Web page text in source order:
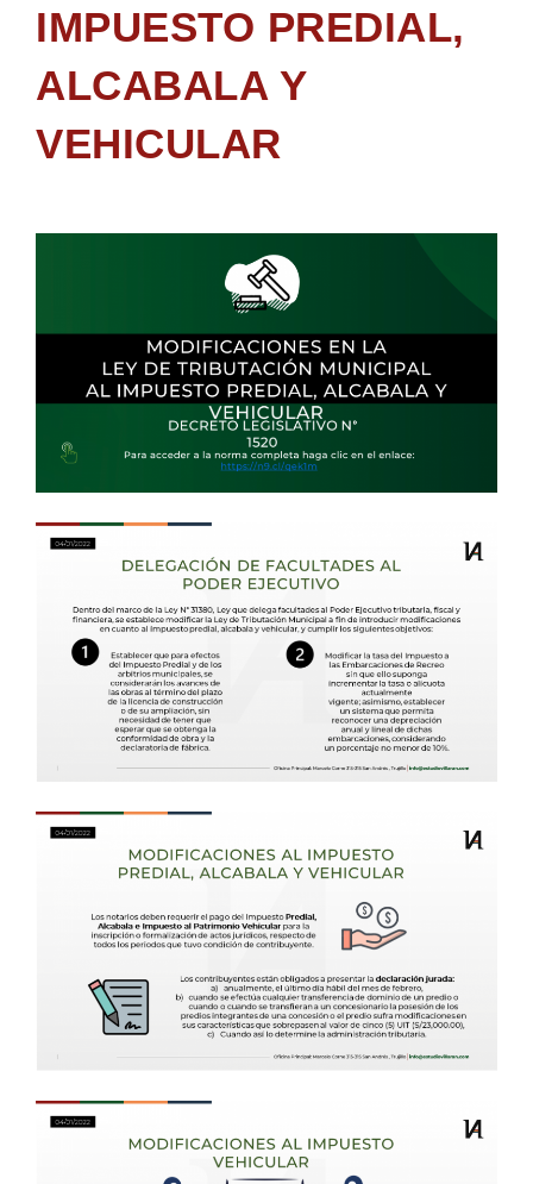
IMPUESTO PREDIAL,
ALCABALA Y
VEHICULAR